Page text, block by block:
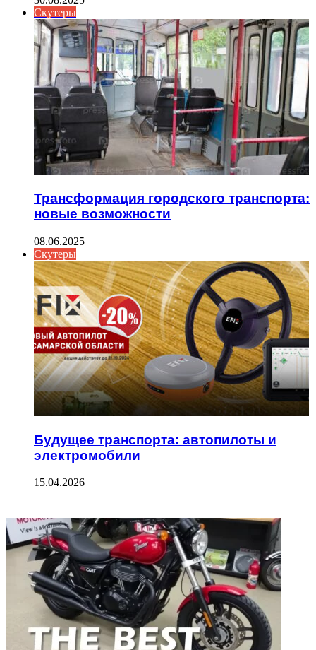
Скутеры
Трансформация городского транспорта:
новые возможности
08.06.2025
Скутеры
Будущее транспорта: автопилоты и
электромобили
15.04.2026